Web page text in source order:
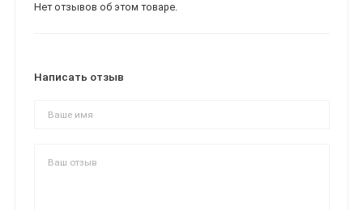
Нет отзывов об этом товаре.
Написать отзыв